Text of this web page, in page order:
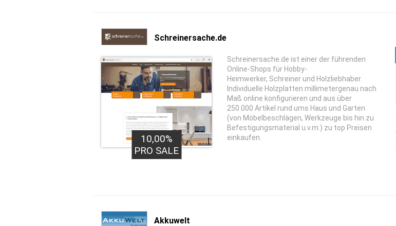
Schreinersache.de
10,00%
PRO SALE
Schreinersache.de ist einer der führenden
Online-Shops für Hobby-
Heimwerker, Schreiner und Holzliebhaber.
Individuelle Holzplatten millimetergenau nach
Maß online konfigurieren und aus über
250.000 Artikel rund ums Haus und Garten
(von Möbelbeschlägen, Werkzeuge bis hin zu
Befestigungsmaterial u.v.m.) zu top Preisen
einkaufen.
Akkuwelt